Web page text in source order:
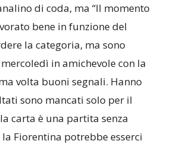
di coda, ma “Il momento
bene in funzione del
la categoria, ma sono
in amichevole con la
volta buoni segnali. Hanno
sono mancati solo per il
carta è una partita senza
Fiorentina potrebbe esserci